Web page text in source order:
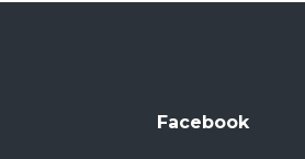
Facebook